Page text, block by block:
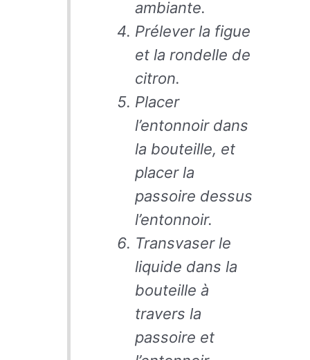
ambiante.
Prélever la figue
et la rondelle de
citron.
Placer
l’entonnoir dans
la bouteille, et
placer la
passoire dessus
l’entonnoir.
Transvaser le
liquide dans la
bouteille à
travers la
passoire et